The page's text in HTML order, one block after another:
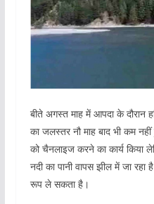
बीते अगस्त माह में आपदा के दौरान
का जलस्तर नौ माह बाद भी कम
को चैनलाइज करने का कार्य किया
नदी का पानी वापस झील में जा
रूप ले सकता है।